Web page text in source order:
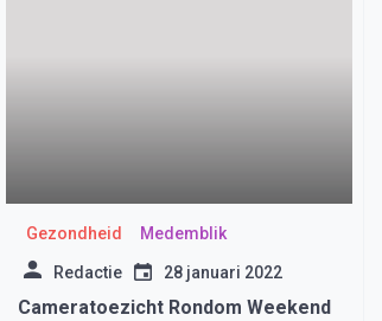
Gezondheid Medemblik
Redactie 28 januari 2022
Cameratoezicht Rondom Weekend